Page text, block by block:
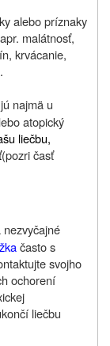
alebo príznaky
malátnosť,
krvácanie,
najmä u
atopický
liečbu,
(pozri časť
často s
svojho
ochorení
liečbu